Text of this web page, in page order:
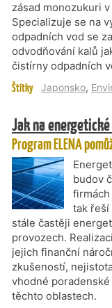
zásad monozukuri
Specializuje se na
odpadních vod se
odvodňování kalů
čistírny odpadních
Štítky Japonsko,
Jak na
Program ELENA
budov
tak
stále častěji
provozech.
jejich finanční
zkušeností,
vhodné
těchto oblastech.